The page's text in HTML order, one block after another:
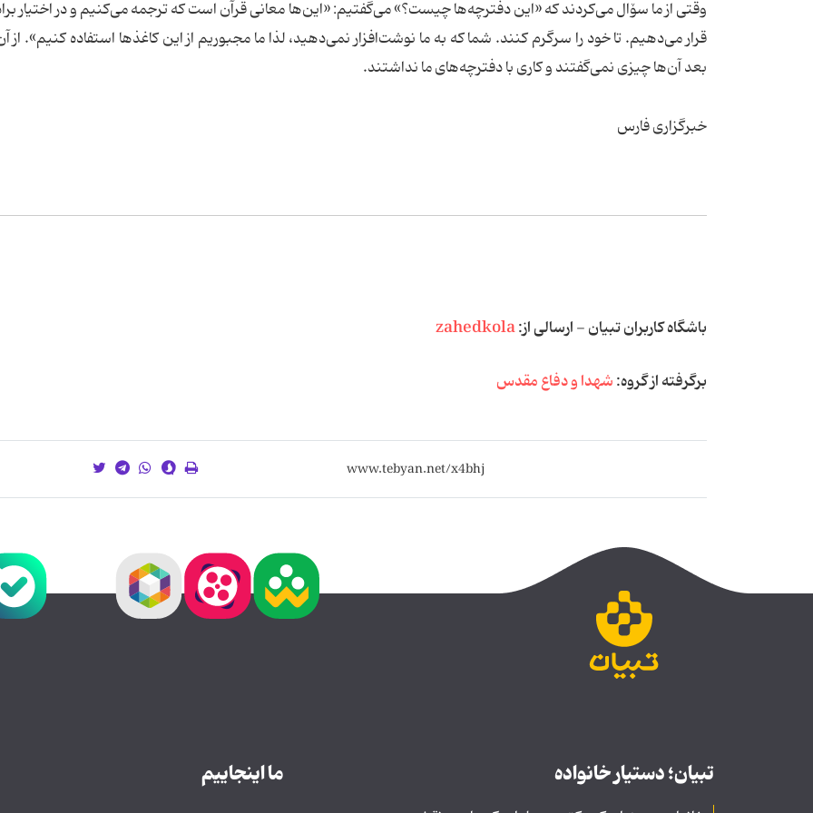
وقتی از ما سۆال می‌کردند که «این دفترچه‌ها چیست؟» می‌گفتیم: «این‌ها معانی قرآن است که ترجمه می‌کنیم و در اختیار
قرار می‌دهیم. تا خود را سرگرم کنند. شما که به ما نوشت‌افزار نمی‌دهید، لذا ما مجبوریم از این کاغذها استفاده کنیم». از
بعد آن‌ها چیزی نمی‌گفتند و کاری با دفترچه‌های ما نداشتند.
خبرگزاری فارس
باشگاه کاربران تبیان - ارسالی از:zahedkola
برگرفته از گروه:شهدا و دفاع مقدس
تبیان؛ دستیار خانواده ما اینجاییم